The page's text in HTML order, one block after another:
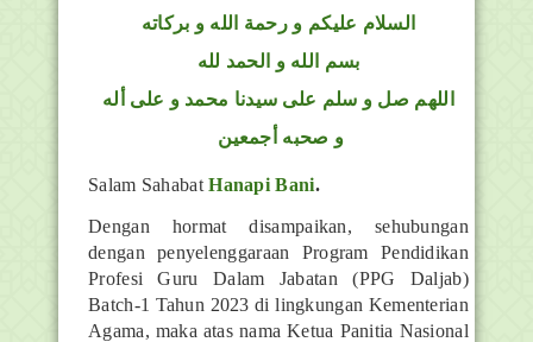
السلام عليكم و رحمة الله و بركاته
بسم الله و الحمد لله
اللهم صل و سلم على سيدنا محمد و على أله
و صحبه أجمعين
Salam SahabatHanapi Bani.
Dengan hormat disampaikan, sehubungan
dengan penyelenggaraan Program Pendidikan
Profesi Guru Dalam Jabatan (PPG Daljab)
Batch-1 Tahun 2023 di lingkungan Kementerian
Agama, maka atas nama Ketua Panitia Nasional